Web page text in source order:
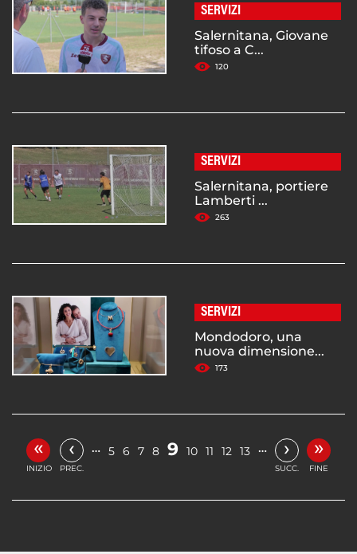
SERVIZI
Salernitana, Giovane
tifoso a C...
120
SERVIZI
Salernitana, portiere
Lamberti ...
263
SERVIZI
Mondodoro, una
nuova dimensione...
173
«
INIZIO
‹
PREC.
… 5 6 7 8 9 10 11 12 13 … ›
SUCC.
»
FINE